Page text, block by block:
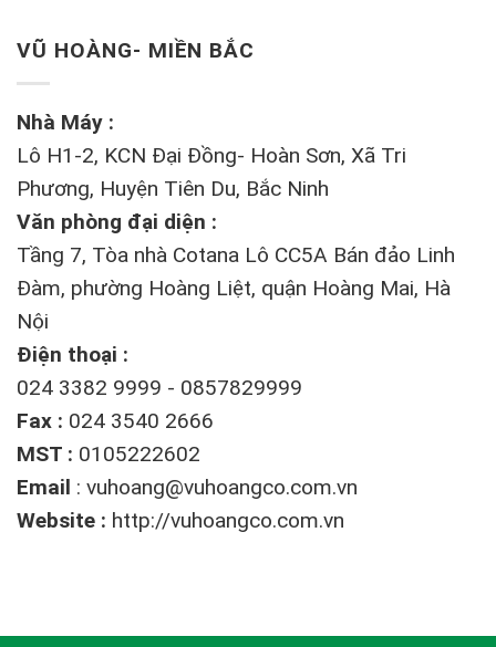
VŨ HOÀNG- MIỀN BẮC
Nhà Máy :
Lô H1-2, KCN Đại Đồng- Hoàn Sơn, Xã Tri
Phương, Huyện Tiên Du, Bắc Ninh
Văn phòng đại diện :
Tầng 7, Tòa nhà Cotana Lô CC5A Bán đảo Linh
Đàm, phường Hoàng Liệt, quận Hoàng Mai, Hà
Nội
Điện thoại :
024 3382 9999 - 0857829999
Fax : 024 3540 2666
MST : 0105222602
Email : vuhoang@vuhoangco.com.vn
Website : http://vuhoangco.com.vn